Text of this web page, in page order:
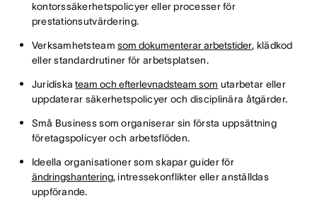
kontorssäkerhetspolicyer eller processer för
prestationsutvärdering.
Verksamhetsteamsom dokumenterar arbetstider, klädkod
eller standardrutiner för arbetsplatsen.
Juridiskateam och efterlevnadsteam som utarbetar eller
uppdaterar säkerhetspolicyer och disciplinära åtgärder.
Små Business som organiserar sin första uppsättning
företagspolicyer och arbetsflöden.
Ideella organisationer som skapar guider för
ändringshantering, intressekonflikter eller anställdas
uppförande.